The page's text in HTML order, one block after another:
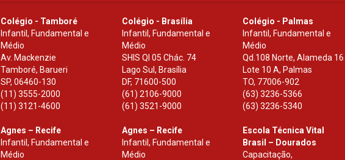
Colégio - Tamboré
Infantil, Fundamental e
Médio
Av. Mackenzie
Tamboré, Barueri
SP,06460-130
(11) 3555-2000
(11) 3121-4600
Colégio - Brasília
Infantil, Fundamental e
Médio
SHIS Ql 05 Chác. 74
Lago Sul, Brasília
DF, 71600-500
(61) 2106-9000
(61) 3521-9000
Colégio - Palmas
Infantil, Fundamental e
Médio
Qd.108 Norte, Alameda 16
Lote 10 A, Palmas
TO, 77006-902
(63) 3236-5366
(63) 3236-5340
Agnes – Recife
Infantil, Fundamental e
Médio
Agnes – Recife
Infantil, Fundamental e
Médio
Escola Técnica Vital
Brasil – Dourados
Capacitação,